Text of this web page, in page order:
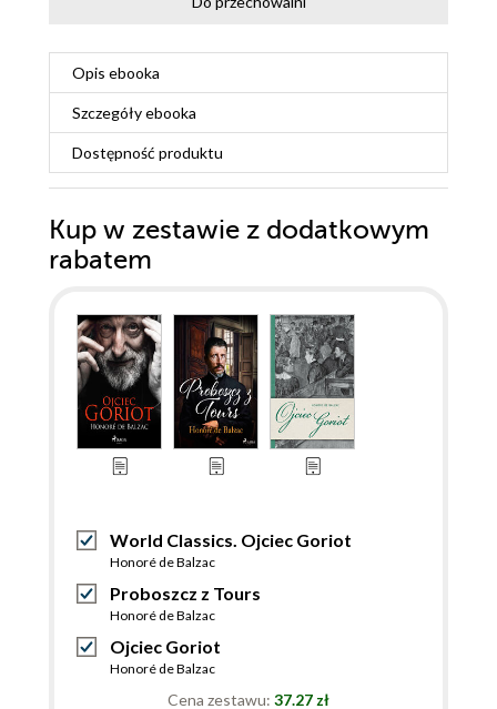
Opis ebooka
Szczegółyebooka
Dostępność produktu
Kup w zestawie z dodatkowym
rabatem
World Classics. Ojciec Goriot
Honoré de Balzac
Proboszcz z Tours
Honoré de Balzac
Ojciec Goriot
Honoré de Balzac
Cena zestawu: 37.27 zł